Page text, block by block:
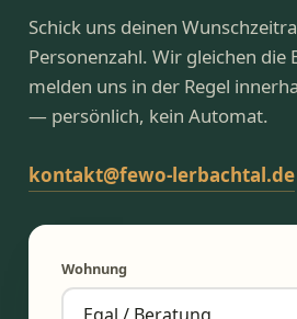
Schick uns deinen
Personenzahl. Wir gleichen die
melden uns in der Regel
— persönlich, kein Automat.
kontakt@fewo-lerbachtal.de
Wohnung